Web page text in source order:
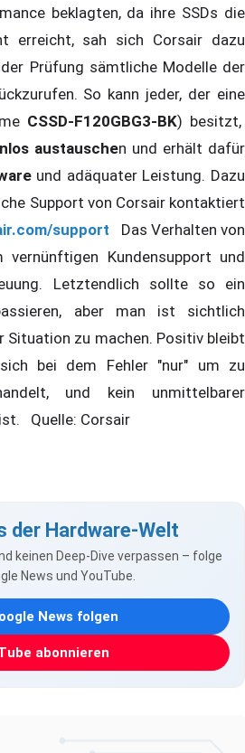
beklagten, da ihre SSDs die
erreicht, sah sich Corsair dazu
Prüfung sämtliche Modelle der
So kann jeder, der eine
CSSD-F120GBG3-BK) besitzt,
austauschen und erhält dafür
und adäquater Leistung. Dazu
Support von Corsair kontaktiert
support
Das Verhalten von
Kundensupport und
Letztendlich sollte so ein
aber man ist sichtlich
Situation zu machen. Positiv bleibt
bei dem Fehler "nur" um zu
und kein unmittelbarer
Quelle: Corsair
der Hardware-Welt
keinen Deep-Dive verpassen – folge
News und YouTube.
News folgen
abonnieren